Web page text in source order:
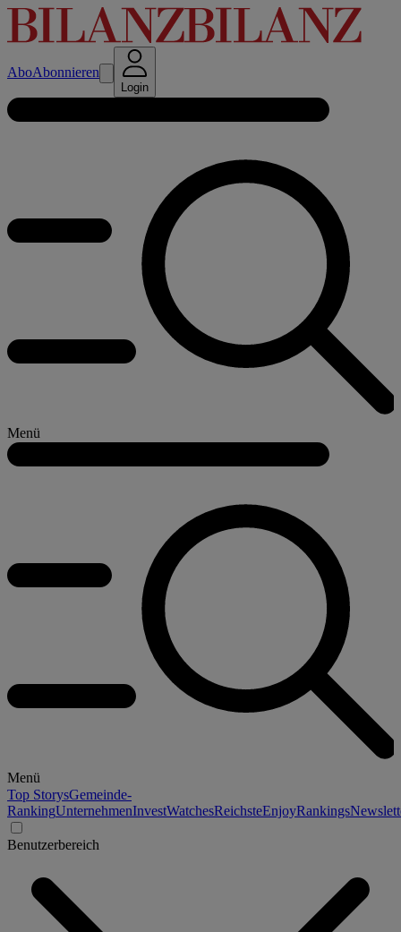
AboAbonnieren
Login
Menü
Menü
Top StorysGemeinde-
RankingUnternehmenInvestWatchesReichsteEnjoyRankings
Benutzerbereich